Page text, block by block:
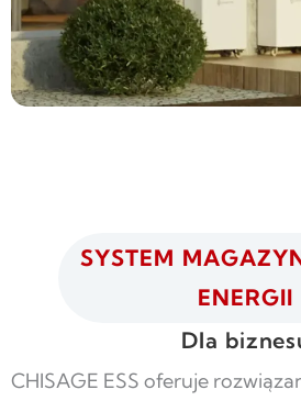
SYSTEM
ENERGII
Dla
CHISAGE ESS oferuje